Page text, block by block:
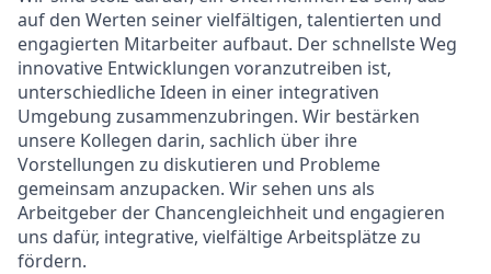
auf den Werten seiner vielfältigen, talentierten und
engagierten Mitarbeiter aufbaut. Der schnellste Weg
innovative Entwicklungen voranzutreiben ist,
unterschiedliche Ideen in einer integrativen
Umgebung zusammenzubringen. Wir bestärken
unsere Kollegen darin, sachlich über ihre
Vorstellungen zu diskutieren und Probleme
gemeinsam anzupacken. Wir sehen uns als
Arbeitgeber der Chancengleichheit und engagieren
uns dafür, integrative, vielfältige Arbeitsplätze zu
fördern.